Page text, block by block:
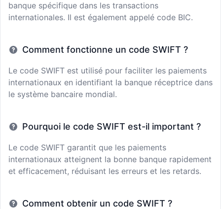
banque spécifique dans les transactions
internationales. Il est également appelé code BIC.
Comment fonctionne un code SWIFT ?
Le code SWIFT est utilisé pour faciliter les paiements
internationaux en identifiant la banque réceptrice dans
le système bancaire mondial.
Pourquoi le code SWIFT est-il important ?
Le code SWIFT garantit que les paiements
internationaux atteignent la bonne banque rapidement
et efficacement, réduisant les erreurs et les retards.
Comment obtenir un code SWIFT ?